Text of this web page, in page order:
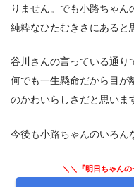
りません。でも小路ちゃ
純粋なひたむきさにあると
谷川さんの言っている通り
何でも一生懸命だから目が
のかわいらしさだと思いま
今後も小路ちゃんのいろん
＼＼『明日ちゃん